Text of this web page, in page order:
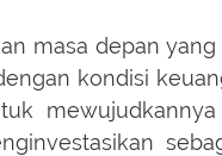
masa depan
kondisi